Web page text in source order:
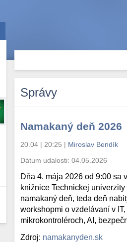
Správy
Namakaný deň 2026
20.04 | 20:25 | Miroslav Bendík
Dátum udalosti:04.05.2026
Dňa 4. mája 2026 od 9:00 sa
knižnice Technickej
namakaný deň, teda deň
workshopmi o vzdelávaní v
mikrokontroléroch, AI,
Zdroj: namakanyden.sk